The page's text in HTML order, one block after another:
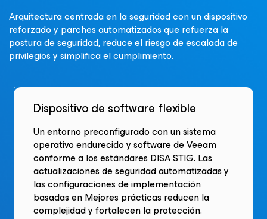
Arquitectura centrada en la seguridad con un dispositivo
reforzado y parches automatizados que refuerza la
postura de seguridad, reduce el riesgo de escalada de
privilegios y simplifica el cumplimiento.
Dispositivo de software flexible
Un entorno preconfigurado con un sistema
operativo endurecido y software de Veeam
conforme a los estándares DISA STIG. Las
actualizaciones de seguridad automatizadas y
las configuraciones de implementación
basadas en Mejores prácticas reducen la
complejidad y fortalecen la protección.